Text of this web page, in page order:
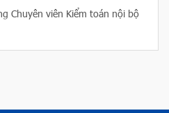
Chuyên viên Kiểm toán nội bộ